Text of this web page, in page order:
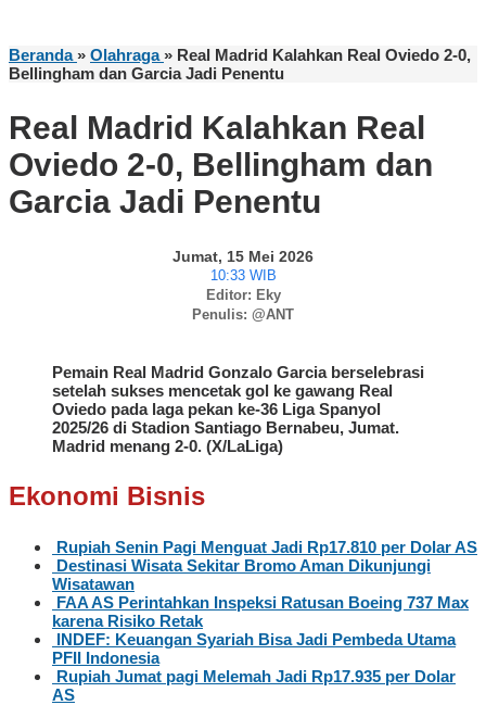
Beranda » Olahraga » Real Madrid Kalahkan Real Oviedo 2-0,
Bellingham dan Garcia Jadi Penentu
Real Madrid Kalahkan Real
Oviedo 2-0, Bellingham dan
Garcia Jadi Penentu
Jumat, 15 Mei 2026
10:33 WIB
Editor: Eky
Penulis: @ANT
Pemain Real Madrid Gonzalo Garcia berselebrasi
setelah sukses mencetak gol ke gawang Real
Oviedo pada laga pekan ke-36 Liga Spanyol
2025/26 di Stadion Santiago Bernabeu, Jumat.
Madrid menang 2-0. (X/LaLiga)
Ekonomi Bisnis
Rupiah Senin Pagi Menguat Jadi Rp17.810 per Dolar AS
Destinasi Wisata Sekitar Bromo Aman Dikunjungi
Wisatawan
FAA AS Perintahkan Inspeksi Ratusan Boeing 737 Max
karena Risiko Retak
INDEF: Keuangan Syariah Bisa Jadi Pembeda Utama
PFII Indonesia
Rupiah Jumat pagi Melemah Jadi Rp17.935 per Dolar
AS